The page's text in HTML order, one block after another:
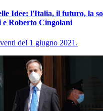
Idee: l'Italia, il futuro, la
e Roberto Cingolani
del 1 giugno 2021.